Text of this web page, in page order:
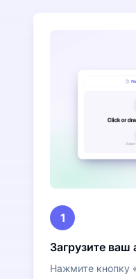
1
Загрузите ваш
Нажмите кнопку